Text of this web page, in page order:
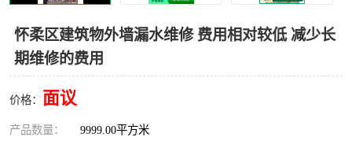
怀柔区建筑物外墙漏水维修 费用相对较低 减少长
期维修的费用
价格： 面议
产品数量： 9999.00平方米